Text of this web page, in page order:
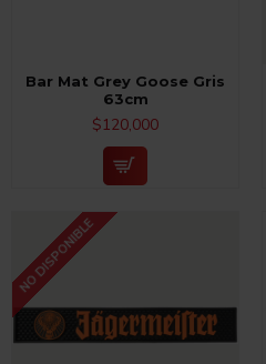
Bar Mat Grey Goose Gris
63cm
$120,000
NO DISPONIBLE